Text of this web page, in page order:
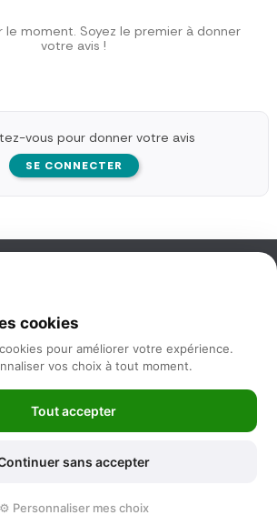
le moment. Soyez le premier à donner
votre avis !
vous pour donner votre avis
SE CONNECTER
Mentions Légales-Conditions générales de vente
cookies
pour améliorer votre expérience.
vos choix à tout moment.
Tout accepter
sans accepter
⚙️ Personnaliser mes choix